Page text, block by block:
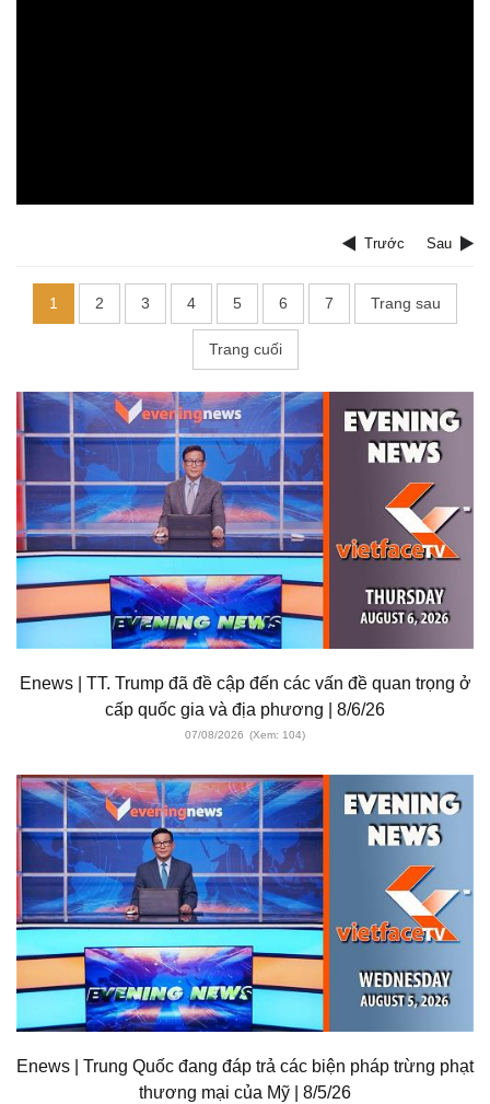
Trước Sau
1 2 3 4 5 6 7 Trang sau
Trang cuối
Enews | TT. Trump đã đề cập đến các vấn đề quan trọng ở
cấp quốc gia và địa phương | 8/6/26
07/08/2026 (Xem: 104)
Enews | Trung Quốc đang đáp trả các biện pháp trừng phạt
thương mại của Mỹ | 8/5/26